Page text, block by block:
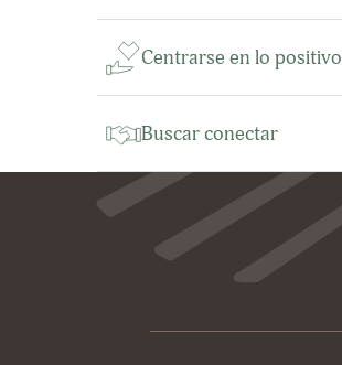
Centrarse en lo positivo
Buscar conectar
Patrocinadores